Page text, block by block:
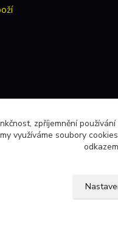
zpříjemnění
využíváme soubory